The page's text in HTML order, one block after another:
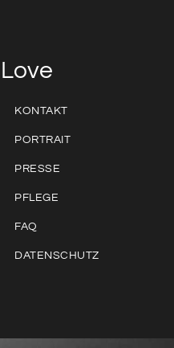
Love
KONTAKT
PORTRAIT
PRESSE
PFLEGE
FAQ
DATENSCHUTZ